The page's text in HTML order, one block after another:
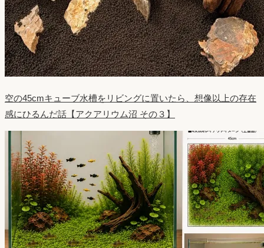
空の45cmキューブ水槽をリビングに置いたら、想像以上の存在
感にひるんだ話【アクアリウム沼 その３】